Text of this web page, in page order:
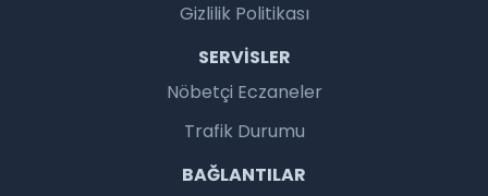
Gizlilik Politikası
SERVISLER
Nöbetçi Eczaneler
Trafik Durumu
BAĞLANTILAR